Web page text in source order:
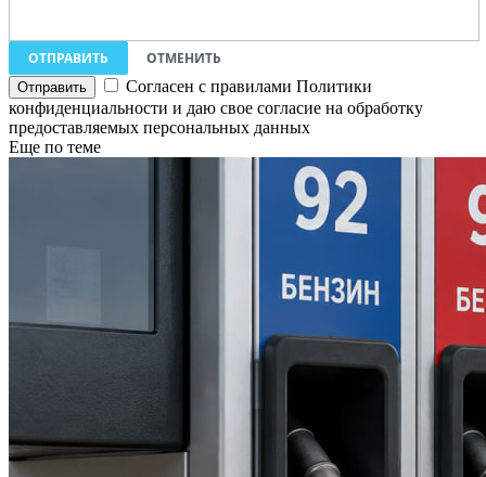
ОТПРАВИТЬ
ОТМЕНИТЬ
Согласен с правилами Политики
конфиденциальности и даю свое согласие на обработку
предоставляемых персональных данных
Еще по теме